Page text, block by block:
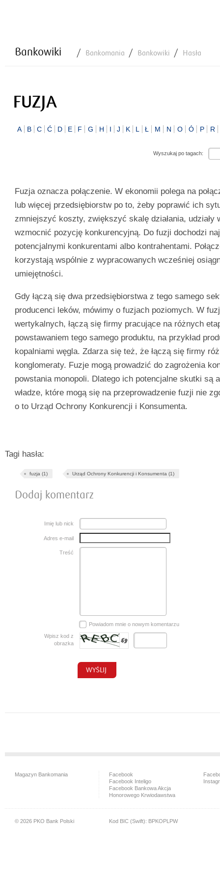
Bankowiki Bankomania Bankowiki Hasła
FUZJA
A B C Ć D E F G H I J K L Ł M N O Ó P R
Wyszukaj po tagach:
Fuzja oznacza połączenie. W ekonomii polega na
lub więcej przedsiębiorstw po to, żeby poprawić ich
zmniejszyć koszty, zwiększyć skalę działania, udziały
wzmocnić pozycję konkurencyjną. Do fuzji dochodzi
potencjalnymi konkurentami albo kontrahentami.
korzystają wspólnie z wypracowanych wcześniej
umiejętności.
Gdy łączą się dwa przedsiębiorstwa z tego samego
producenci leków, mówimy o fuzjach poziomych. W
wertykalnych, łączą się firmy pracujące na różnych
powstawaniem tego samego produktu, na przykład
kopalniami węgla. Zdarza się też, że łączą się firmy
konglomeraty. Fuzje mogą prowadzić do zagrożenia
powstania monopoli. Dlatego ich potencjalne skutki są
władze, które mogą się na przeprowadzenie fuzji nie
o to Urząd Ochrony Konkurencji i Konsumenta.
Tagi hasła:
fuzja (1) Urząd Ochrony Konkurencji i Konsumenta (1)
Dodaj komentarz
Imię lub nick
Adres e-mail
Treść
Powiadom mnie o nowym komentarzu
Wpisz kod z
obrazka
Magazyn Bankomania
Facebook
Facebook Inteligo
Facebook Bankowa Akcja
Honorowego Krwiodawstwa
© 2026 PKO Bank Polski Kod BIC (Swift): BPKOPLPW